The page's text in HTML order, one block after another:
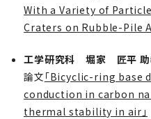
With a Variety of
Craters on Rubble-Pile
工学研究科 堀家 匠平 助
論文 「Bicyclic-ring base
conduction in carbon
thermal stability in air」